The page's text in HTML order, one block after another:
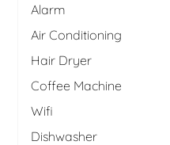
Alarm
Air Conditioning
Hair Dryer
Coffee Machine
Wifi
Dishwasher